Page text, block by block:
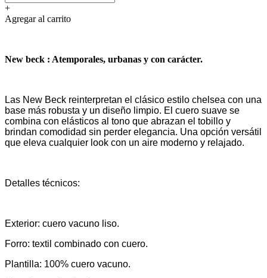
+
Agregar al carrito
New beck : Atemporales, urbanas y con carácter.
Las New Beck reinterpretan el clásico estilo chelsea con una
base más robusta y un diseño limpio. El cuero suave se
combina con elásticos al tono que abrazan el tobillo y
brindan comodidad sin perder elegancia. Una opción versátil
que eleva cualquier look con un aire moderno y relajado.
Detalles técnicos:
Exterior: cuero vacuno liso.
Forro: textil combinado con cuero.
Plantilla: 100% cuero vacuno.